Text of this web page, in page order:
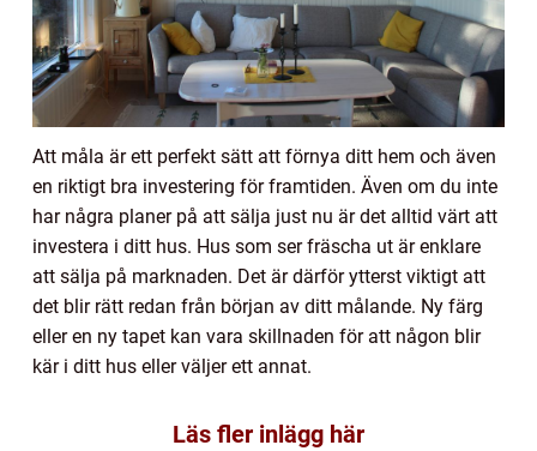
Att måla är ett perfekt sätt att förnya ditt hem och även
en riktigt bra investering för framtiden. Även om du inte
har några planer på att sälja just nu är det alltid värt att
investera i ditt hus. Hus som ser fräscha ut är enklare
att sälja på marknaden. Det är därför ytterst viktigt att
det blir rätt redan från början av ditt målande. Ny färg
eller en ny tapet kan vara skillnaden för att någon blir
kär i ditt hus eller väljer ett annat.
Läs fler inlägg här